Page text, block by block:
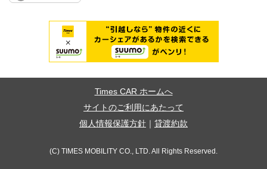
Times CAR ホームへ
サイトのご利用にあたって
個人情報保護方針
貸渡約款
(C) TIMES MOBILITY CO., LTD. All Rights Reserved.